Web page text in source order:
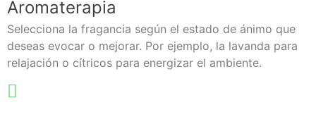
Aromaterapia
Selecciona la fragancia según el estado de ánimo que
deseas evocar o mejorar. Por ejemplo, la lavanda para
relajación o cítricos para energizar el ambiente.